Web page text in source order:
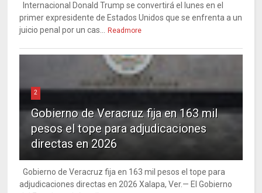
Internacional Donald Trump se convertirá el lunes en el
primer expresidente de Estados Unidos que se enfrenta a un
juicio penal por un cas... Readmore
2
Gobierno de Veracruz fija en 163 mil
pesos el tope para adjudicaciones
directas en 2026
Gobierno de Veracruz fija en 163 mil pesos el tope para
adjudicaciones directas en 2026 Xalapa, Ver.— El Gobierno